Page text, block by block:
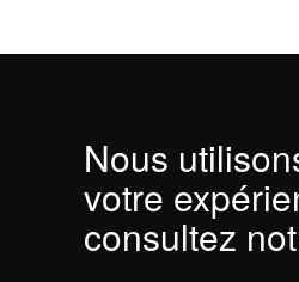
Nous
votre
consultez